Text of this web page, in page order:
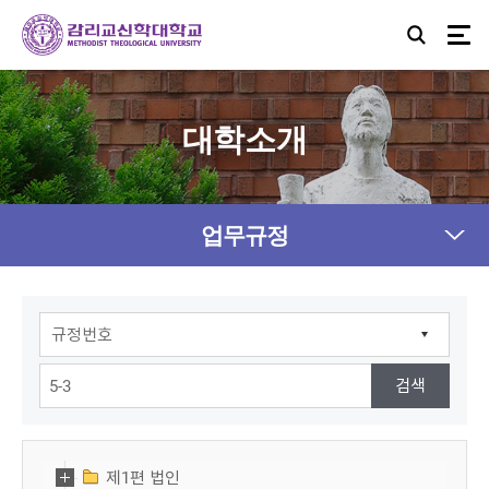
대학소개
업무규정
제1편 법인